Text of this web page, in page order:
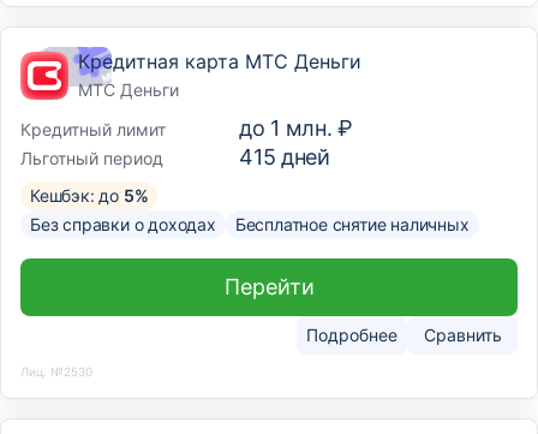
Кредитная карта МТС Деньги
МТС Деньги
Кредитный лимит
до 1 млн. ₽
Льготный период 415 дней
Кешбэк: до 5%
Без справки о доходах
Бесплатное снятие наличных
Подробнее Сравнить
Перейти
Лиц. №2530